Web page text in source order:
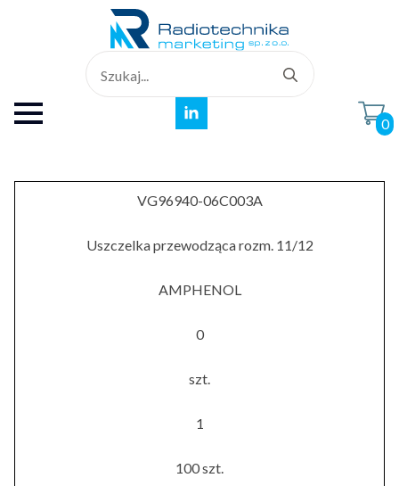
for:
0
VG96940-06C003A
Uszczelka przewodząca rozm. 11/12
AMPHENOL
0
szt.
1
100 szt.